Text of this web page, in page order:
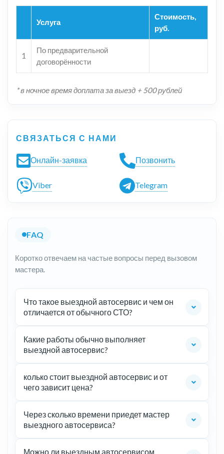
Услуга
Стоимость,
руб.
1
По предварительной
договорённости
* в ночное время доплата за выезд + 500 рублей
СВЯЗАТЬСЯ С НАМИ
Онлайн-заявка Позвонить
Viber Telegram
FAQ
Коротко отвечаем на частые вопросы перед вызовом
мастера.
Что такое выездной автосервис и чем он
отличается от обычного СТО?
Какие работы обычно выполняет
выездной автосервис?
колько стоит выездной автосервис и от
чего зависит цена?
Через сколько времени приедет мастер
выездного автосервиса?
Можно ли выездным автосервисом